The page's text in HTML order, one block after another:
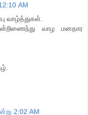
AM
வாழ்த்துகள்.
வாழ மனதார
2:02 AM